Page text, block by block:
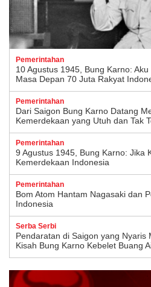
Pemerintahan
10 Agustus 1945, Bung Karno:
Masa Depan 70 Juta Rakyat
Pemerintahan
Dari Saigon Bung Karno Datang
Kemerdekaan yang Utuh dan Tak
Pemerintahan
9 Agustus 1945, Bung Karno: Jika
Kemerdekaan Indonesia
Pemerintahan
Bom Atom Hantam Nagasaki dan
Indonesia
Serba Serbi
Pendaratan di Saigon yang Nyaris
Kisah Bung Karno Kebelet Buang